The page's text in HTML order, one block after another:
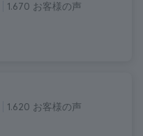
1.670 お客様の声
1.620 お客様の声